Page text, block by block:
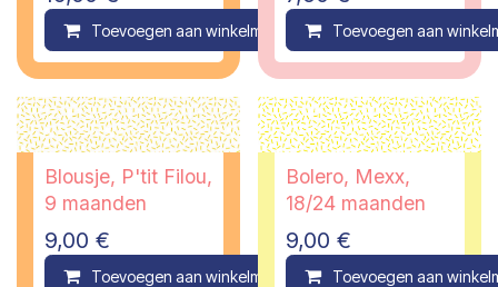
Toevoegen aan winkelmandje Compare
Toevoegen aan
Blousje, P'tit Filou,
9 maanden
9,00 €
Toevoegen aan winkelmandje Compare
Bolero, Mexx,
18/24 maanden
9,00 €
Toevoegen aan